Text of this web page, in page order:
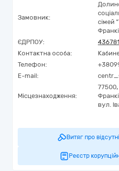
Замовник:
сімей
ЄДРПОУ:
Контактна особа:
Телефон:
E-mail:
Місцезнаходження:
77500,
вул.
Витяг про
Реєстр